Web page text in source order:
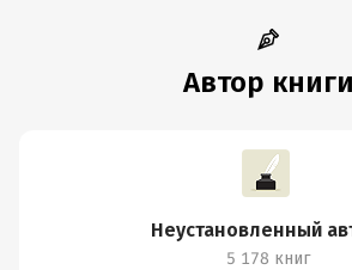
Автор книги
Неустановленный
5 178 книг